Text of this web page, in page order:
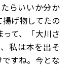
らいいか分か
げ物してたの
て、「大川さ
私は本を出そ
すね。今とな